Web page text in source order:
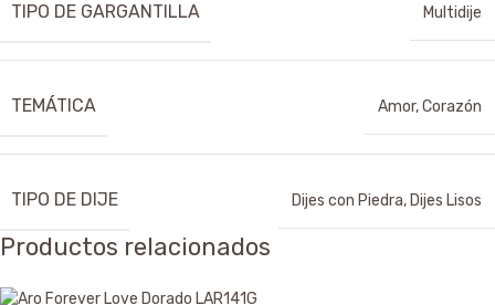
TIPO DE GARGANTILLA Multidije
TEMÁTICA Amor,Corazón
TIPO DE DIJE Dijes con Piedra, Dijes Lisos
Productos relacionados